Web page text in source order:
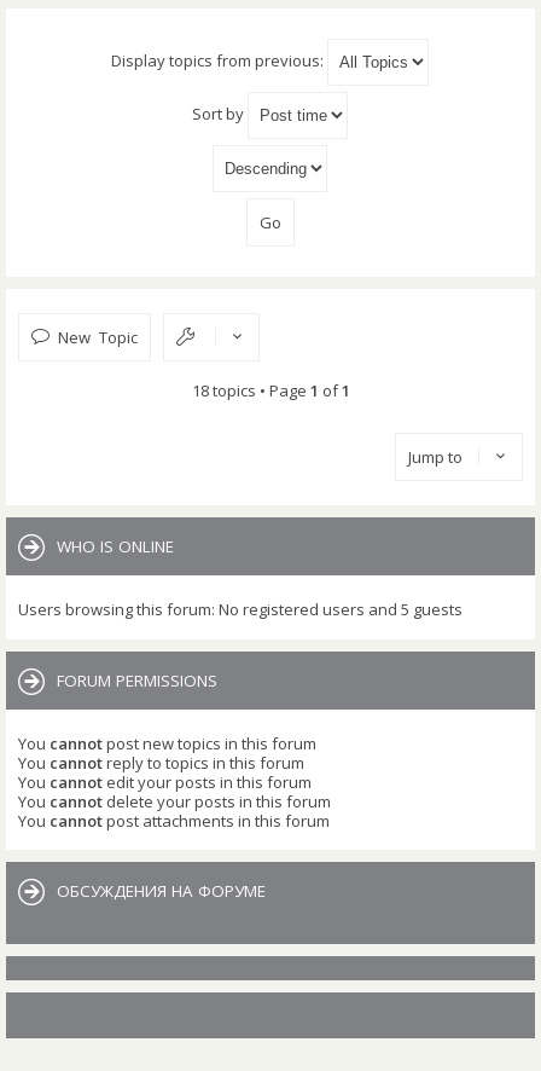
Display topics from previous:
Sort by
New Topic
18 topics • Page 1 of1
Jump to
WHO IS ONLINE
Users browsing this forum: No registered users and 5 guests
FORUM PERMISSIONS
You cannotpost new topics in this forum
You cannotreply to topics in this forum
You cannot edit your posts in this forum
You cannot delete your posts in this forum
You cannotpost attachments in this forum
ОБСУЖДЕНИЯ НА ФОРУМЕ